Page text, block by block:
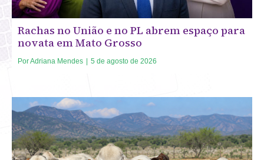
Rachas no União e no PL abrem espaço para
novata em Mato Grosso
PorAdriana Mendes | 5 de agosto de 2026